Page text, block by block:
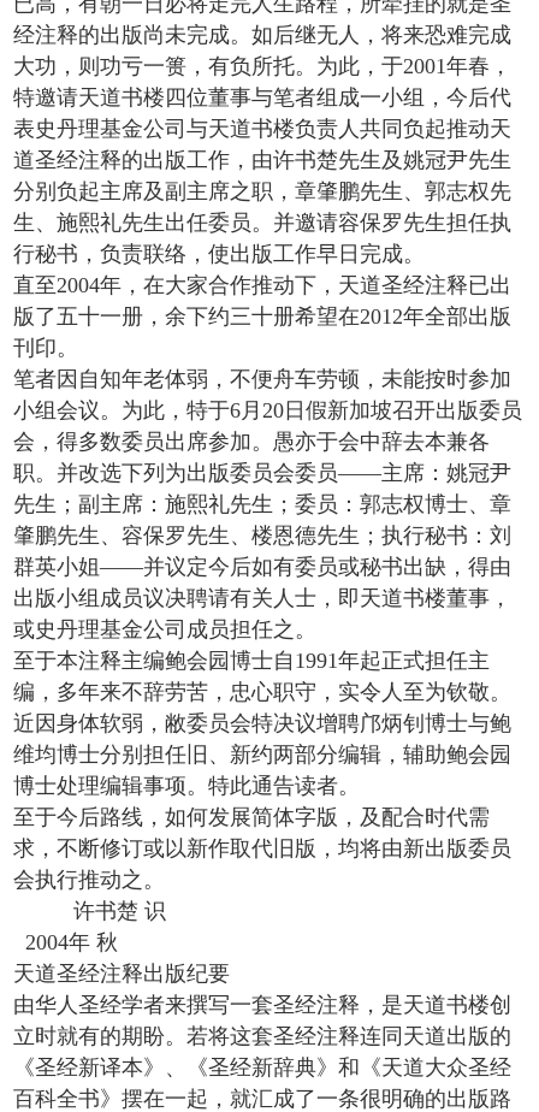
经注释的出版尚未完成。如后继无人，将来恐难完成
大功，则功亏一篑，有负所托。为此，于2001年春，
特邀请天道书楼四位董事与笔者组成一小组，今后代
表史丹理基金公司与天道书楼负责人共同负起推动天
道圣经注释的出版工作，由许书楚先生及姚冠尹先生
分别负起主席及副主席之职，章肇鹏先生、郭志权先
生、施熙礼先生出任委员。并邀请容保罗先生担任执
行秘书，负责联络，使出版工作早日完成。
直至2004年，在大家合作推动下，天道圣经注释已出
版了五十一册，余下约三十册希望在2012年全部出版
刊印。
笔者因自知年老体弱，不便舟车劳顿，未能按时参加
小组会议。为此，特于6月20日假新加坡召开出版委员
会，得多数委员出席参加。愚亦于会中辞去本兼各
职。并改选下列为出版委员会委员——主席：姚冠尹
先生；副主席：施熙礼先生；委员：郭志权博士、章
肇鹏先生、容保罗先生、楼恩德先生；执行秘书：刘
群英小姐——并议定今后如有委员或秘书出缺，得由
出版小组成员议决聘请有关人士，即天道书楼董事，
或史丹理基金公司成员担任之。
至于本注释主编鲍会园博士自1991年起正式担任主
编，多年来不辞劳苦，忠心职守，实令人至为钦敬。
近因身体软弱，敝委员会特决议增聘邝炳钊博士与鲍
维均博士分别担任旧、新约两部分编辑，辅助鲍会园
博士处理编辑事项。特此通告读者。
至于今后路线，如何发展简体字版，及配合时代需
求，不断修订或以新作取代旧版，均将由新出版委员
会执行推动之。
许书楚 识
2004年 秋
天道圣经注释出版纪要
由华人圣经学者来撰写一套圣经注释，是天道书楼创
立时就有的期盼。若将这套圣经注释连同天道出版的
《圣经新译本》、《圣经新辞典》和《天道大众圣经
百科全书》摆在一起，就汇成了一条很明确的出版路